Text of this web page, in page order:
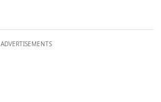
ADVERTISEMENTS